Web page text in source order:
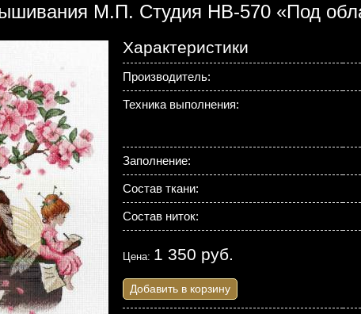
М.П. Студия НВ-570 «Под
Характеристики
Производитель:
Техника выполнения:
Заполнение:
Состав ткани:
Состав ниток:
Цена: 1 350 руб.
Добавить в корзину